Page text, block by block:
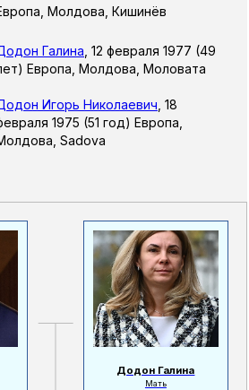
Молдова, Кишинёв
Галина, 12 февраля 1977 (49
Европа, Молдова, Моловата
Игорь Николаевич, 18
1975 (51 год) Европа,
Sadova
Додон Галина
Мать